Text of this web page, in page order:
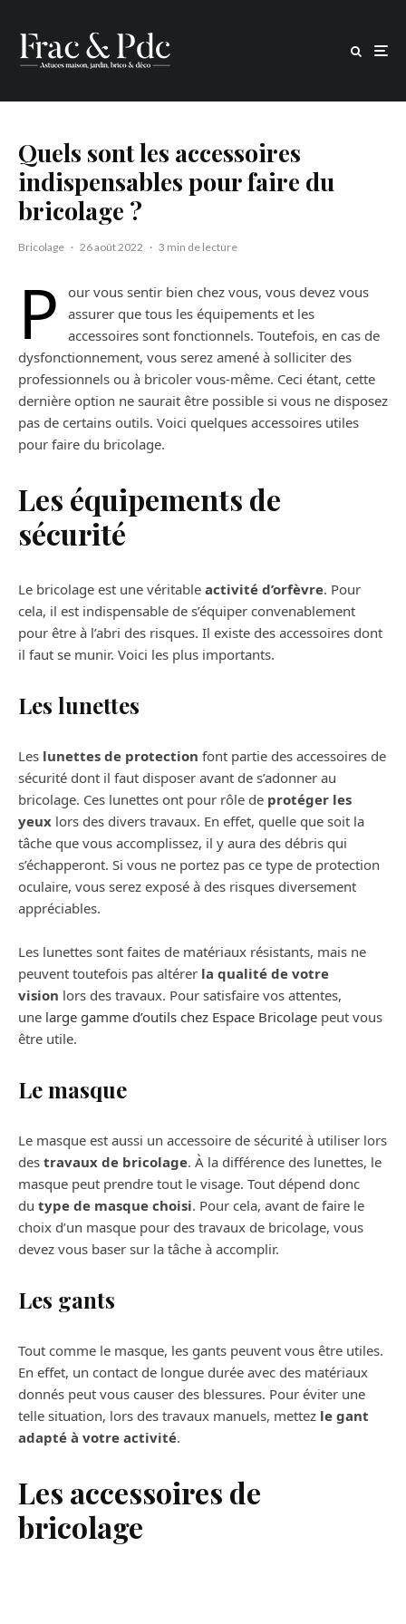
Quels sont les accessoires
indispensables pour faire du
bricolage ?
Bricolage · 26 août 2022 · 3 min de lecture
P
our vous sentir bien chez vous, vous devez vous
assurer que tous les équipements et les
accessoires sont fonctionnels. Toutefois, en cas de
dysfonctionnement, vous serez amené à solliciter des
professionnels ou à bricoler vous-même. Ceci étant, cette
dernière option ne saurait être possible si vous ne disposez
pas de certains outils. Voici quelques accessoires utiles
pour faire du bricolage.
Les équipements de
sécurité
Le bricolage est une véritable activité d’orfèvre. Pour
cela, il est indispensable de s’équiper convenablement
pour être à l’abri des risques. Il existe des accessoires dont
il faut se munir. Voici les plus importants.
Les lunettes
Les lunettes de protection font partie des accessoires de
sécurité dont il faut disposer avant de s’adonner au
bricolage. Ces lunettes ont pour rôle de protéger les
yeux lors des divers travaux. En effet, quelle que soit la
tâche que vous accomplissez, il y aura des débris qui
s’échapperont. Si vous ne portez pas ce type de protection
oculaire, vous serez exposé à des risques diversement
appréciables.
Les lunettes sont faites de matériaux résistants, mais ne
peuvent toutefois pas altérer la qualité de votre
vision lors des travaux. Pour satisfaire vos attentes,
une large gamme d’outils chez Espace Bricolage peut vous
être utile.
Le masque
Le masque est aussi un accessoire de sécurité à utiliser lors
des travaux de bricolage. À la différence des lunettes, le
masque peut prendre tout le visage. Tout dépend donc
du type de masque choisi. Pour cela, avant de faire le
choix d’un masque pour des travaux de bricolage, vous
devez vous baser sur la tâche à accomplir.
Les gants
Tout comme le masque, les gants peuvent vous être utiles.
En effet, un contact de longue durée avec des matériaux
donnés peut vous causer des blessures. Pour éviter une
telle situation, lors des travaux manuels, mettez le gant
adapté à votre activité.
Les accessoires de
bricolage